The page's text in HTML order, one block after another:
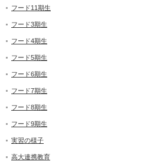
フード11期生
フード3期生
フード4期生
フード5期生
フード6期生
フード7期生
フード8期生
フード9期生
実習の様子
高大連携教育